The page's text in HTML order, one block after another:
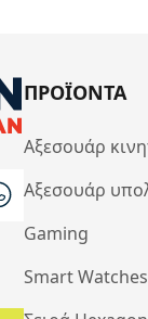
ΠΡΟΪΟΝΤΑ
Αξεσουάρ
Αξεσουάρ
Gaming
Smart Watches